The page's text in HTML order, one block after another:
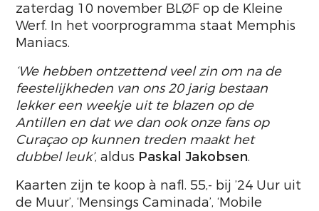
zaterdag 10 november BLØF op de Kleine
Werf. In het voorprogramma staat Memphis
Maniacs.
‘We hebben ontzettend veel zin om na de
feestelijkheden van ons 20 jarig bestaan
lekker een weekje uit te blazen op de
Antillen en dat we dan ook onze fans op
Curaçao op kunnen treden maakt het
dubbel leuk’, aldus Paskal Jakobsen.
Kaarten zijn te koop à nafl. 55,- bij ’24 Uur uit
de Muur’, ‘Mensings Caminada’, ‘Mobile